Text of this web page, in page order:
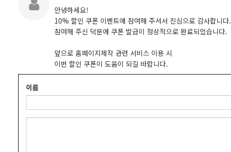
안녕하세요!
10% 할인 쿠폰 이벤트에 참여해 주셔서 진심으로 감사합니다.
참여해 주신 덕분에 쿠폰 발급이 정상적으로 완료되었습니다.
앞으로 홈페이지제작 관련 서비스 이용 시
이번 할인 쿠폰이 도움이 되길 바랍니다.
이름